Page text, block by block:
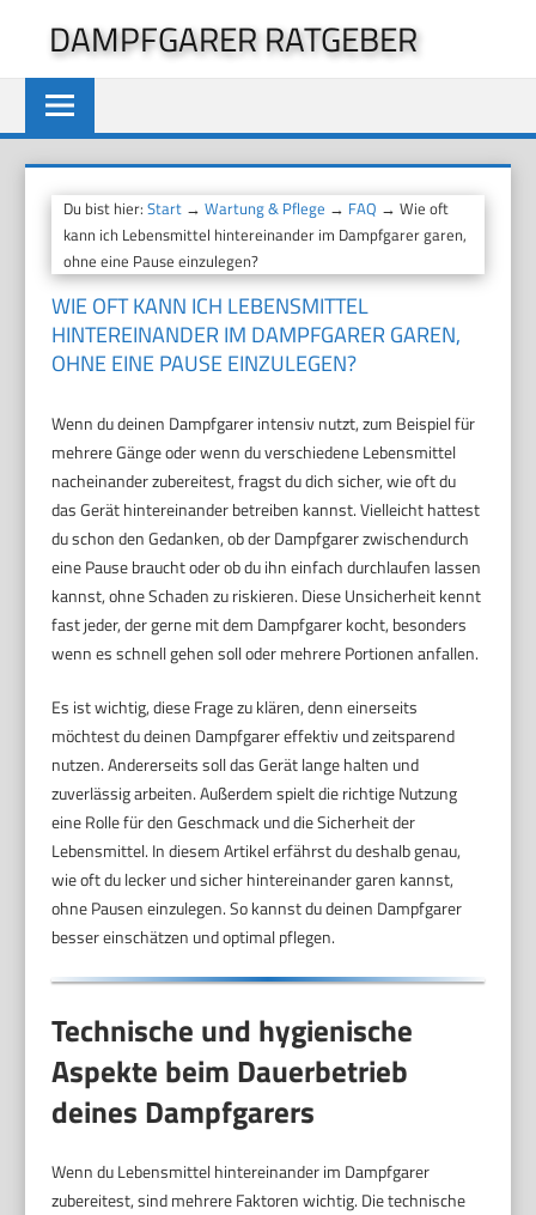
springen
DAMPFGARER RATGEBER
Du bist hier:Start →Wartung & Pflege → FAQ → Wie oft
kann ich Lebensmittel hintereinander im Dampfgarer garen,
ohne eine Pause einzulegen?
WIE OFT KANN ICH LEBENSMITTEL
HINTEREINANDER IM DAMPFGARER GAREN,
OHNE EINE PAUSE EINZULEGEN?
Wenn du deinen Dampfgarer intensiv nutzt, zum Beispiel für
mehrere Gänge oder wenn du verschiedene Lebensmittel
nacheinander zubereitest, fragst du dich sicher, wie oft du
das Gerät hintereinander betreiben kannst. Vielleicht hattest
du schon den Gedanken, ob der Dampfgarer zwischendurch
eine Pause braucht oder ob du ihn einfach durchlaufen lassen
kannst, ohne Schaden zu riskieren. Diese Unsicherheit kennt
fast jeder, der gerne mit dem Dampfgarer kocht, besonders
wenn es schnell gehen soll oder mehrere Portionen anfallen.
Es ist wichtig, diese Frage zu klären, denn einerseits
möchtest du deinen Dampfgarer effektiv und zeitsparend
nutzen. Andererseits soll das Gerät lange halten und
zuverlässig arbeiten. Außerdem spielt die richtige Nutzung
eine Rolle für den Geschmack und die Sicherheit der
Lebensmittel. In diesem Artikel erfährst du deshalb genau,
wie oft du lecker und sicher hintereinander garen kannst,
ohne Pausen einzulegen. So kannst du deinen Dampfgarer
besser einschätzen und optimal pflegen.
Technische und hygienische
Aspekte beim Dauerbetrieb
deines Dampfgarers
Wenn du Lebensmittel hintereinander im Dampfgarer
zubereitest, sind mehrere Faktoren wichtig. Die technische